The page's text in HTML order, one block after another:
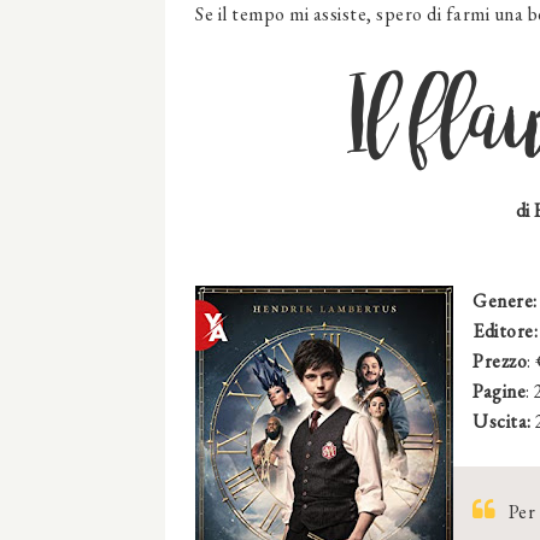
Se il tempo mi assiste, spero di farmi una
Il
di
Genere:
Prezzo:
Pagine:
Uscita: